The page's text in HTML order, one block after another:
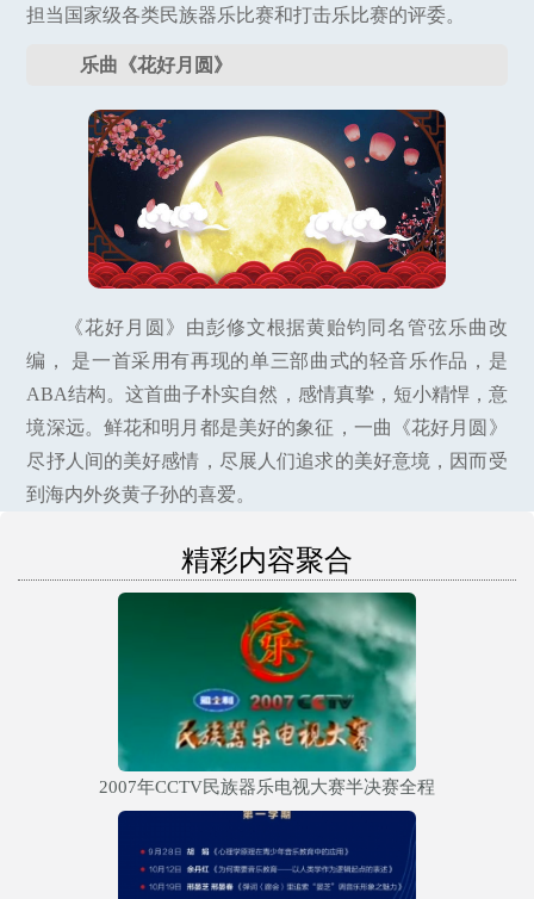
担当国家级各类民族器乐比赛和打击乐比赛的评委。
乐曲《花好月圆》
《花好月圆》由彭修文根据黄贻钧同名管弦乐曲改
编， 是一首采用有再现的单三部曲式的轻音乐作品，是
ABA结构。这首曲子朴实自然，感情真挚，短小精悍，意
境深远。鲜花和明月都是美好的象征，一曲《花好月圆》
尽抒人间的美好感情，尽展人们追求的美好意境，因而受
到海内外炎黄子孙的喜爱。
精彩内容聚合
2007年CCTV民族器乐电视大赛半决赛全程